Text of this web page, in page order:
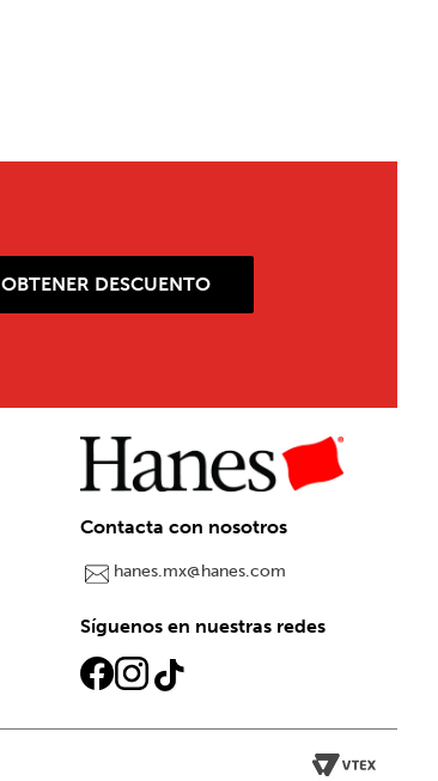
OBTENER DESCUENTO
Contacta con nosotros
hanes.mx@hanes.com
Síguenos en nuestras redes